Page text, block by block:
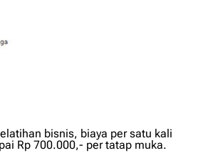
bisnis, biaya per satu kali
Rp 700.000,- per tatap muka.